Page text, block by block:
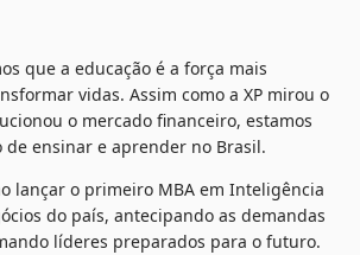
que a educação é a força mais
vidas. Assim como a XP mirou o
o mercado financeiro, estamos
ensinar e aprender no Brasil.
lançar o primeiro MBA em Inteligência
do país, antecipando as demandas
líderes preparados para o futuro.